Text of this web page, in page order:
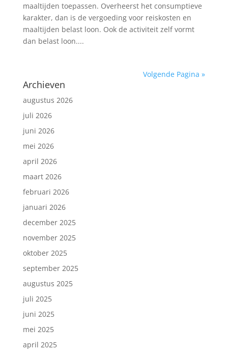
maaltijden toepassen. Overheerst het consumptieve
karakter, dan is de vergoeding voor reiskosten en
maaltijden belast loon. Ook de activiteit zelf vormt
dan belast loon....
Volgende Pagina »
Archieven
augustus 2026
juli 2026
juni 2026
mei 2026
april 2026
maart 2026
februari 2026
januari 2026
december 2025
november 2025
oktober 2025
september 2025
augustus 2025
juli 2025
juni 2025
mei 2025
april 2025